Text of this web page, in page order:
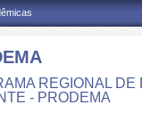
REGIONAL
- PRODEMA